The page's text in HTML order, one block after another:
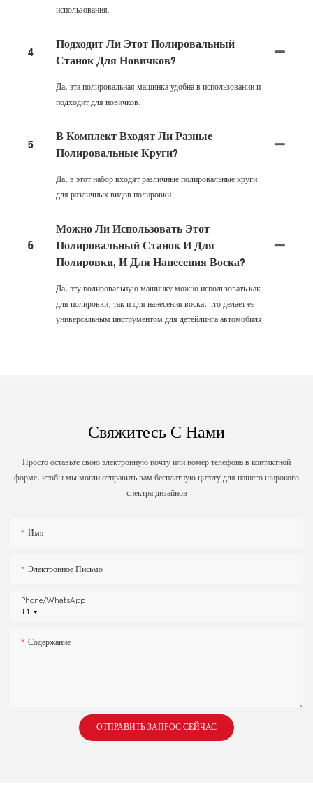
использования.
4
Подходит Ли Этот Полировальный
Станок Для Новичков?
Да, эта полировальная машинка удобна в использовании и
подходит для новичков.
5
В Комплект Входят Ли Разные
Полировальные Круги?
Да, в этот набор входят различные полировальные круги
для различных видов полировки.
6
Можно Ли Использовать Этот
Полировальный Станок И Для
Полировки, И Для Нанесения Воска?
Да, эту полировальную машинку можно использовать как
для полировки, так и для нанесения воска, что делает ее
универсальным инструментом для детейлинга автомобиля.
Свяжитесь С Нами
Просто оставьте свою электронную почту или номер телефона в контактной
форме, чтобы мы могли отправить вам бесплатную цитату для нашего широкого
спектра дизайнов
Имя
Электронное Письмо
+1
Phone/whatsApp
Содержание
ОТПРАВИТЬ ЗАПРОС СЕЙЧАС